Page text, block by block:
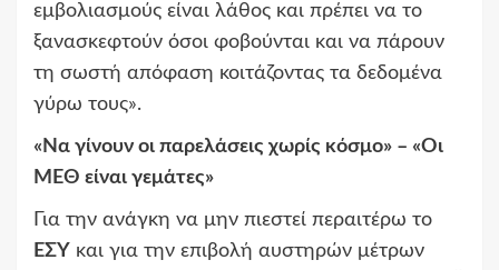
εμβολιασμούς είναι λάθος και πρέπει να το
ξανασκεφτούν όσοι φοβούνται και να πάρουν
τη σωστή απόφαση κοιτάζοντας τα δεδομένα
γύρω τους».
«Να γίνουν οι παρελάσεις χωρίς κόσμο» – «Οι
ΜΕΘ είναι γεμάτες»
Για την ανάγκη να μην πιεστεί περαιτέρω το
ΕΣΥ και για την επιβολή αυστηρών μέτρων